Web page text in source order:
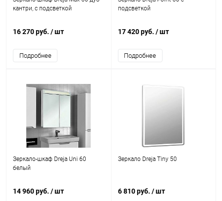
кантри, с подсветкой
16 270 руб. / шт
Подробнее
подсветкой
17 420 руб. / шт
Подробнее
Зеркало-шкаф Dreja Uni 60
белый
14 960 руб. / шт
Зеркало Dreja Tiny 50
6 810 руб. / шт